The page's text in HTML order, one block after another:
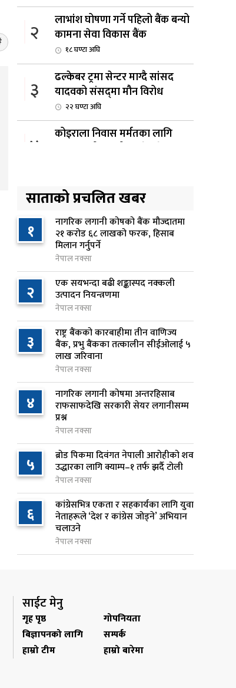
२
लाभांश घोषणा गर्ने पहिलो बैंक बन्यो
कामना सेवा विकास बैंक
१८ घण्टा अघि
३
ढल्केबर ट्रमा सेन्टर माग्दै सांसद
यादवको संसद्‌मा मौन विरोध
२२ घण्टा अघि
४
कोइराला निवास मर्मतका लागि
५
रूकुम पश्चिममा प्रहरीको गाडीले
मोटरसाइकललाई ठक्कर दिँदा
किशोरको मृत्यु
२३ घण्टा अघि
६
प्रतिनिधिसभा बैठक बस्दै , पाँच
विधेयक र प्रतिवेदन प्रस्तुत हुने
२३ घण्टा अघि
७
आज बस्ने भनिएको राष्ट्रिय सभाको
बैठक बुधबारका लागि सर्‍यो
१ दिन अघि
८
वीरगञ्जमा ट्यांकरको सिल खोलेर तेल
निकाल्ने सात जना रंगेहात पक्राउ
१ दिन अघि
९
जन्मसिद्ध नागरिकता कडा बनाउने
ट्रम्पको नयाँ प्रयास, दुई कार्यकारी
आदेश जारी
१ दिन अघि
१०
राप्रपाको निर्णय: बागमती प्रदेश
सरकारमा सहभागी नहुने
साताको प्रचलित खबर
१ नागरिक लगानी कोषको बैंक मौज्दातमा
२१ करोड ६८ लाखको फरक, हिसाब
मिलान गर्नुपर्ने
नेपाल नक्सा
२ एक सयभन्दा बढी शङ्कास्पद नक्कली
उत्पादन नियन्त्रणमा
नेपाल नक्सा
३ राष्ट्र बैंकको कारबाहीमा तीन वाणिज्य
बैंक, प्रभु बैंकका तत्कालीन सीईओलाई ५
लाख जरिवाना
नेपाल नक्सा
४ नागरिक लगानी कोषमा अन्तरहिसाब
राफसाफदेखि सरकारी सेयर लगानीसम्म
प्रश्न
नेपाल नक्सा
५ ब्रोड पिकमा दिवंगत नेपाली आरोहीको शव
उद्धारका लागि क्याम्प–१ तर्फ झर्दै टोली
नेपाल नक्सा
६ कांग्रेसभित्र एकता र सहकार्यका लागि युवा
नेताहरूले ‘देश र कांग्रेस जोड्ने’ अभियान
चलाउने
नेपाल नक्सा
साईट मेनु
गृह पृष्ठ
गोपनियता
बिज्ञापनको लागि
सम्पर्क
हाम्रो टीम
हाम्रो बारेमा